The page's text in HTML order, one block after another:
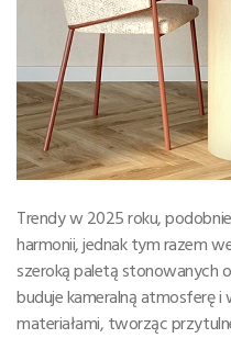
Trendy w 2025 roku,
harmonii, jednak tym razem
szeroką paletą stonowanych
buduje kameralną atmosferę i
materiałami, tworząc